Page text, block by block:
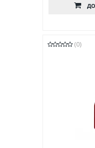
(0)